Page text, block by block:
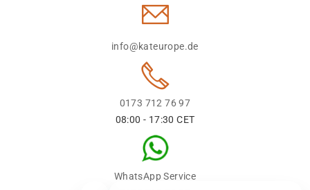
info@kateurope.de
0173 712 76 97
08:00 - 17:30 CET
WhatsApp Service